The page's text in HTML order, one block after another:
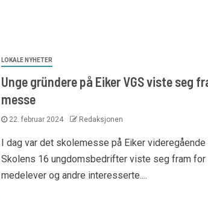
LOKALE NYHETER
Unge gründere på Eiker VGS viste seg
messe
22. februar 2024 Redaksjonen
I dag var det skolemesse på Eiker videregående
Skolens 16 ungdomsbedrifter viste seg fram for
medelever og andre interesserte....